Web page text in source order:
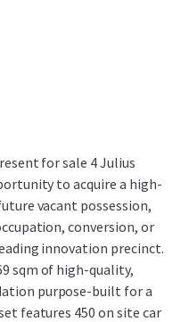
for sale 4 Julius
to acquire a high-
vacant possession,
conversion, or
innovation precinct.
sqm of high-quality,
purpose-built for a
features 450 on site car